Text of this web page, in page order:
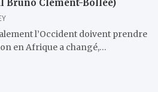
Bruno Clément-Bollée)
l’Occident doivent prendre
en Afrique a changé,…